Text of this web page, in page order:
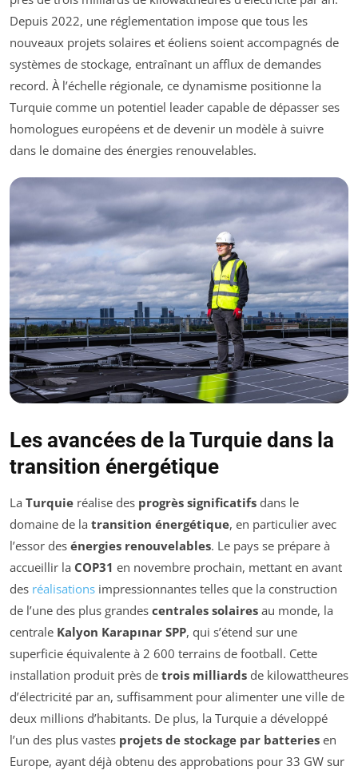
Depuis 2022, une réglementation impose que tous les
nouveaux projets solaires et éoliens soient accompagnés de
systèmes de stockage, entraînant un afflux de demandes
record. À l’échelle régionale, ce dynamisme positionne la
Turquie comme un potentiel leader capable de dépasser ses
homologues européens et de devenir un modèle à suivre
dans le domaine des énergies renouvelables.
Les avancées de la Turquie dans la
transition énergétique
La Turquie réalise des progrès significatifs dans le
domaine de la transition énergétique, en particulier avec
l’essor des énergies renouvelables. Le pays se prépare à
accueillir la COP31 en novembre prochain, mettant en avant
des réalisations impressionnantes telles que la construction
de l’une des plus grandes centrales solaires au monde, la
centrale Kalyon Karapınar SPP, qui s’étend sur une
superficie équivalente à 2 600 terrains de football. Cette
installation produit près de trois milliards de kilowattheures
d’électricité par an, suffisamment pour alimenter une ville de
deux millions d’habitants. De plus, la Turquie a développé
l’un des plus vastes projets de stockage par batteries en
Europe, ayant déjà obtenu des approbations pour 33 GW sur